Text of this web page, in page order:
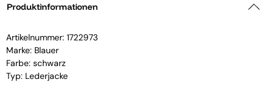
Produktinformationen
Artikelnummer: 1722973
Marke: Blauer
Farbe: schwarz
Typ: Lederjacke